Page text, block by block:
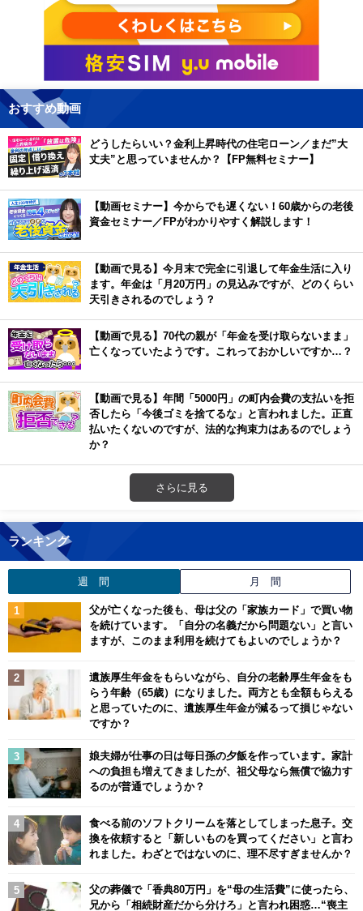
おすすめ動画
どうしたらいい？金利上昇時代の住宅ローン／まだ”大
丈夫”と思っていませんか？【FP無料セミナー】
【動画セミナー】今からでも遅くない！60歳からの老後
資金セミナー／FPがわかりやすく解説します！
【動画で見る】今月末で完全に引退して年金生活に入り
ます。年金は「月20万円」の見込みですが、どのくらい
天引きされるのでしょう？
【動画で見る】70代の親が「年金を受け取らないまま」
亡くなっていたようです。これっておかしいですか…？
【動画で見る】年間「5000円」の町内会費の支払いを拒
否したら「今後ゴミを捨てるな」と言われました。正直
払いたくないのですが、法的な拘束力はあるのでしょう
か？
さらに見る
ランキング
週 間 月 間
父が亡くなった後も、母は父の「家族カード」で買い物
を続けています。「自分の名義だから問題ない」と言い
ますが、このまま利用を続けてもよいのでしょうか？
遺族厚生年金をもらいながら、自分の老齢厚生年金をも
らう年齢（65歳）になりました。両方とも全額もらえる
と思っていたのに、遺族厚生年金が減るって損じゃない
ですか？
娘夫婦が仕事の日は毎日孫の夕飯を作っています。家計
への負担も増えてきましたが、祖父母なら無償で協力す
るのが普通でしょうか？
食べる前のソフトクリームを落としてしまった息子。交
換を依頼すると「新しいものを買ってください」と言わ
れました。わざとではないのに、理不尽すぎませんか？
父の葬儀で「香典80万円」を“母の生活費”に使ったら、
兄から「相続財産だから分けろ」と言われ困惑…“喪主